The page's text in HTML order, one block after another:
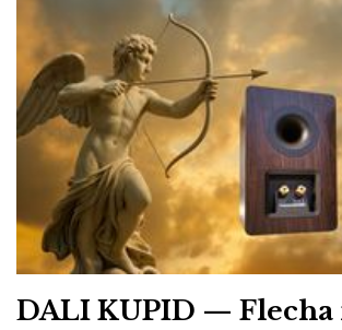
DALI KUPID — Flecha